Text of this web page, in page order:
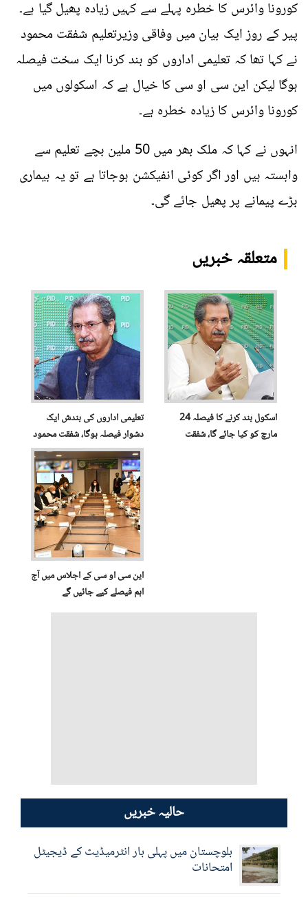
کورونا وائرس کا خطرہ پہلے سے کہیں زیادہ پھیل گیا ہے۔
پیر کے روز ایک بیان میں وفاقی وزیرتعلیم شفقت محمود
نے کہا تھا کہ تعلیمی اداروں کو بند کرنا ایک سخت فیصلہ
ہوگا لیکن این سی او سی کا خیال ہے کہ اسکولوں میں
کورونا وائرس کا زیادہ خطرہ ہے۔
انہوں نے کہا کہ ملک بھر میں 50 ملین بچے تعلیم سے
وابستہ ہیں اور اگر کوئی انفیکشن ہوجاتا ہے تو یہ بیماری
بڑے پیمانے پر پھیل جائے گی۔
متعلقہ خبریں
تعلیمی اداروں کی بندش ایک
دشوار فیصلہ ہوگا، شفقت محمود
اسکول بند کرنے کا فیصلہ 24
مارچ کو کیا جائے گا، شفقت
این سی او سی کے اجلاس میں آج
اہم فیصلے کیے جائیں گے
حالیہ خبریں
بلوچستان میں پہلی بار انٹرمیڈیٹ کے ڈیجیٹل
امتحانات